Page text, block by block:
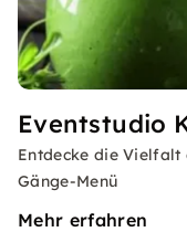
Eventstudio
Entdecke die Vielfalt
Gänge-Menü
Mehr erfahren